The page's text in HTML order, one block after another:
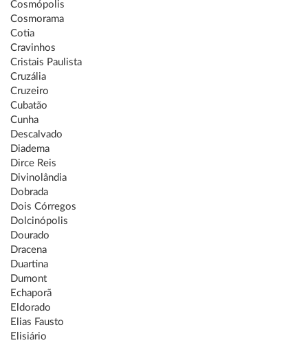
Cosmópolis
Cosmorama
Cotia
Cravinhos
Cristais Paulista
Cruzália
Cruzeiro
Cubatão
Cunha
Descalvado
Diadema
Dirce Reis
Divinolândia
Dobrada
Dois Córregos
Dolcinópolis
Dourado
Dracena
Duartina
Dumont
Echaporã
Eldorado
Elias Fausto
Elisiário